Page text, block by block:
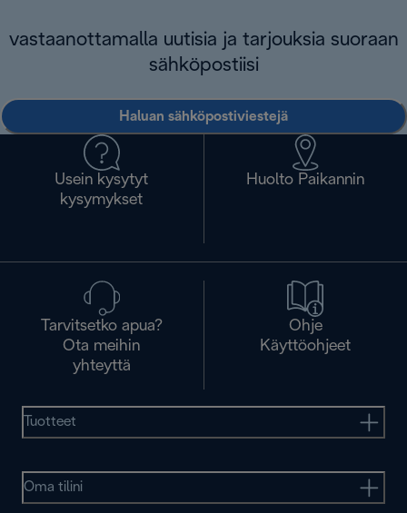
vastaanottamalla uutisia ja tarjouksia suoraan
sähköpostiisi
Haluan sähköpostiviestejä
Usein kysytyt
kysymykset
Huolto Paikannin
Tarvitsetko apua?
Ota meihin
yhteyttä
Ohje
Käyttöohjeet
Tuotteet
Oma tilini